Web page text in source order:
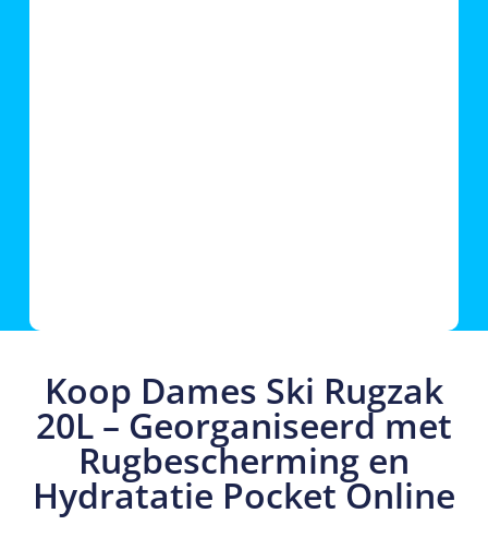
Koop Dames Ski Rugzak
20L – Georganiseerd met
Rugbescherming en
Hydratatie Pocket Online